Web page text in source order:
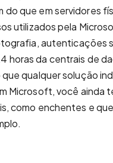
do que em servidores
utilizados pela
autenticações
horas da centrais de
qualquer solução
Microsoft, você ainda
como enchentes e